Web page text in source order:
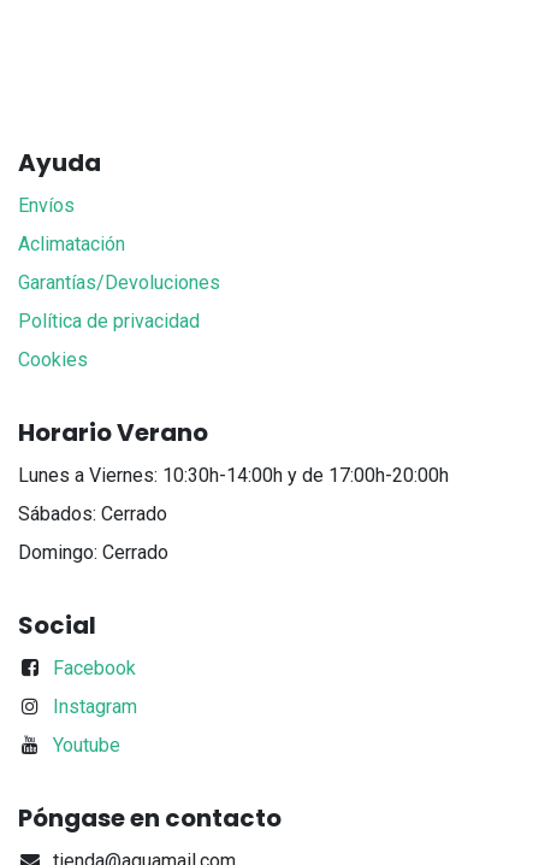
Ayuda
Envíos
Aclimatación
Garantías/Devoluciones
Política de privacidad
Cookies
Horario Verano
Lunes a Viernes: 10:30h-14:00h y de 17:00h-20:00h
Sábados: Cerrado
Domingo: Cerrado
Social
Facebook
Instagram
Youtube
Póngase en contacto